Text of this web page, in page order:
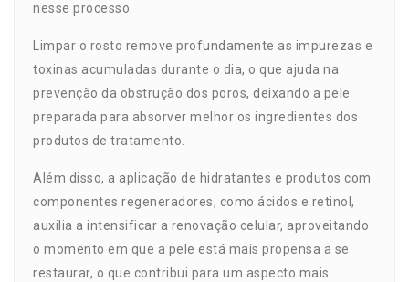
nesse processo.
Limpar o rosto remove profundamente as impurezas e
toxinas acumuladas durante o dia, o que ajuda na
prevenção da obstrução dos poros, deixando a pele
preparada para absorver melhor os ingredientes dos
produtos de tratamento.
Além disso, a aplicação de hidratantes e produtos com
componentes regeneradores, como ácidos e retinol,
auxilia a intensificar a renovação celular, aproveitando
o momento em que a pele está mais propensa a se
restaurar, o que contribui para um aspecto mais